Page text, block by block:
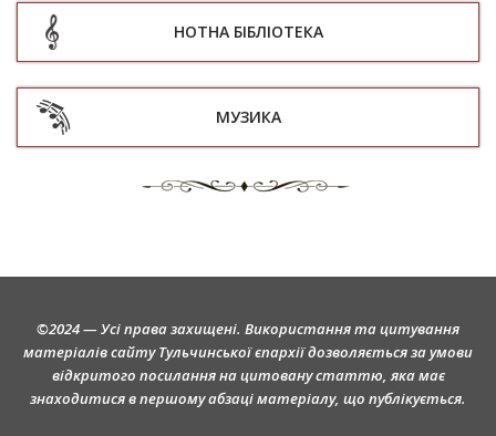
НОТНА БІБЛІОТЕКА
МУЗИКА
©2024 — Усі права захищені. Використання та цитування
матеріалів сайту Тульчинської єпархії дозволяється за умови
відкритого посилання на цитовану статтю, яка має
знаходитися в першому абзаці матеріалу, що публікується.